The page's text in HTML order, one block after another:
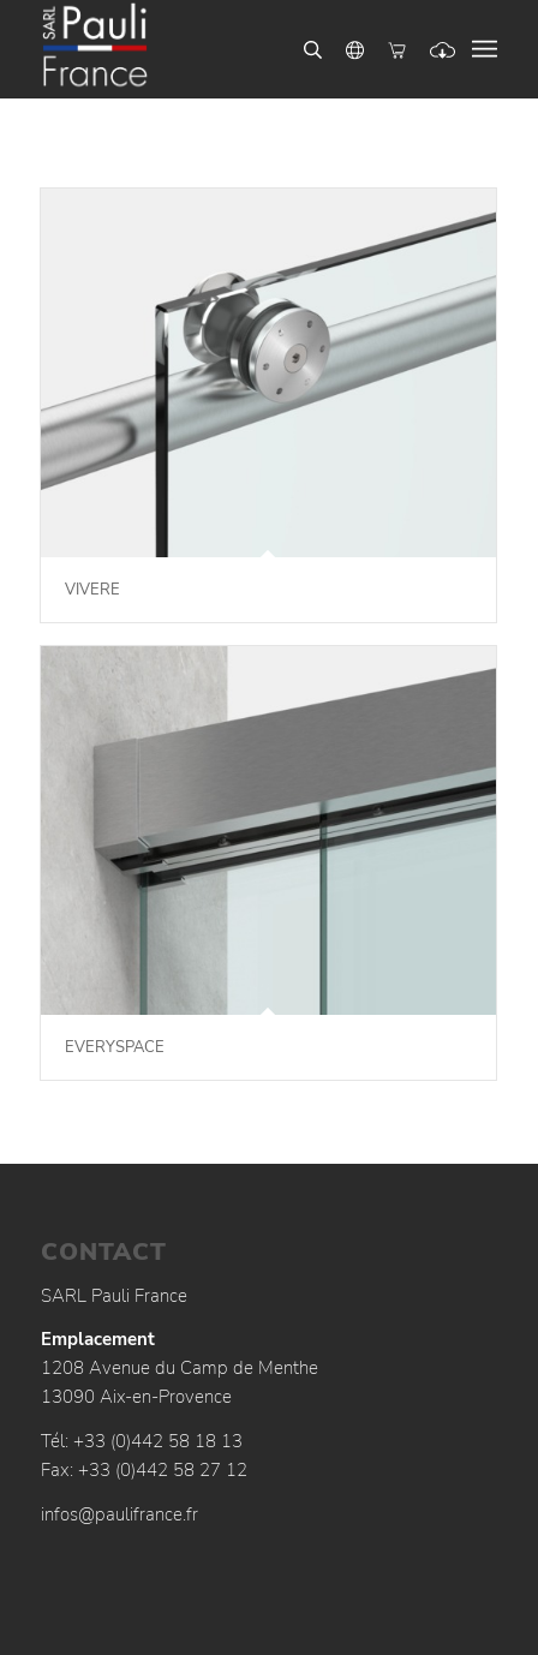
VIVERE
EVERYSPACE
CONTACT
SARL Pauli France
Emplacement
1208 Avenue du Camp de Menthe
13090 Aix-en-Provence
Tél: +33 (0)442 58 18 13
Fax: +33 (0)442 58 27 12
infos@paulifrance.fr